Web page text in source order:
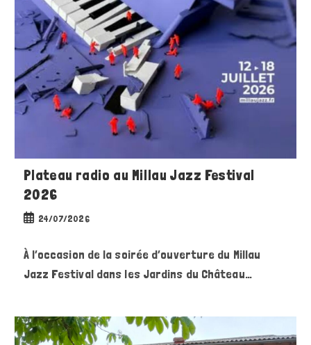
Plateau radio au Millau Jazz Festival
2026
Publication
24/07/2026
À l’occasion de la soirée d’ouverture du Millau
Jazz Festival dans les Jardins du Château…